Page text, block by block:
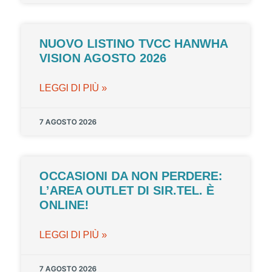
NUOVO LISTINO TVCC HANWHA
VISION AGOSTO 2026
LEGGI DI PIÙ »
7 AGOSTO 2026
OCCASIONI DA NON PERDERE:
L’AREA OUTLET DI SIR.TEL. È
ONLINE!
LEGGI DI PIÙ »
7 AGOSTO 2026